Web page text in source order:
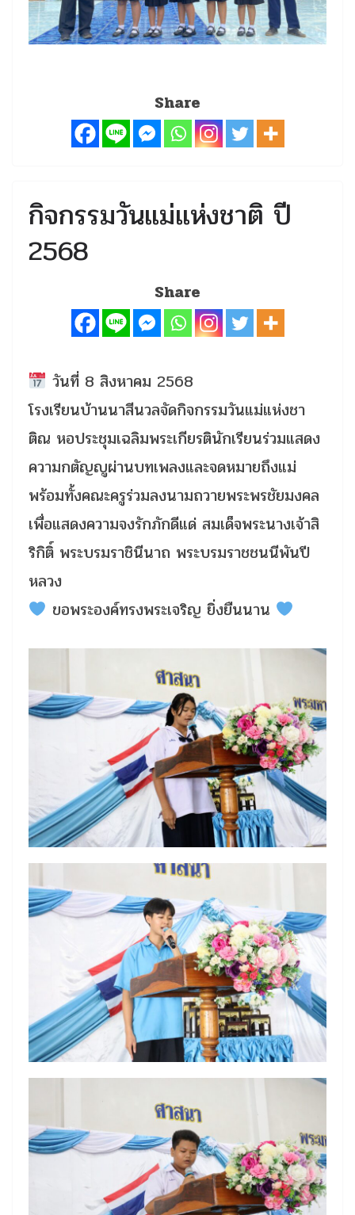
Share
กิจกรรมวันแม่แห่งชาติ ปี
2568
Share
วันที่ 8 สิงหาคม 2568
โรงเรียนบ้านนาสีนวลจัดกิจกรรมวันแม่แห่งชา
ติณ หอประชุมเฉลิมพระเกียรตินักเรียนร่วมแสดง
ความกตัญญูผ่านบทเพลงและจดหมายถึงแม่
พร้อมทั้งคณะครูร่วมลงนามถวายพระพรชัยมงคล
เพื่อแสดงความจงรักภักดีแด่ สมเด็จพระนางเจ้าสิ
ริกิติ์ พระบรมราชินีนาถ พระบรมราชชนนีพันปี
หลวง
ขอพระองค์ทรงพระเจริญ ยิ่งยืนนาน